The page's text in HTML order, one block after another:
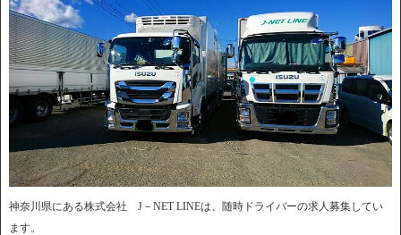
神奈川県にある株式会社 J－NET LINEは、随時ドライバーの求人募集してい
ます。